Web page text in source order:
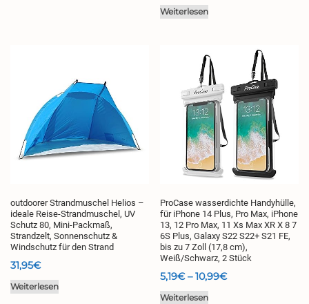
Weiterlesen
outdoorer Strandmuschel Helios –
ideale Reise-Strandmuschel, UV
Schutz 80, Mini-Packmaß,
Strandzelt, Sonnenschutz &
Windschutz für den Strand
31,95€
Weiterlesen
ProCase wasserdichte Handyhülle,
für iPhone 14 Plus, Pro Max, iPhone
13, 12 Pro Max, 11 Xs Max XR X 8 7
6S Plus, Galaxy S22 S22+ S21 FE,
bis zu 7 Zoll (17,8 cm),
Weiß/Schwarz, 2 Stück
5,19€ –10,99€Preisspanne:
Weiterlesen